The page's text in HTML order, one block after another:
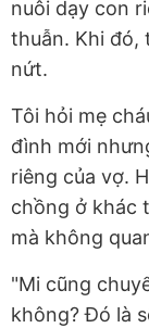
nuôi dạy con
thuẫn. Khi đó,
nứt.
Tôi hỏi mẹ
đình mới
riêng của vợ.
chồng ở khác
mà không
"Mi cũng
không? Đó là